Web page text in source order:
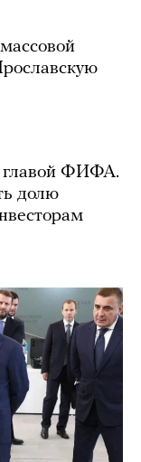
главой ФИФА.
долю